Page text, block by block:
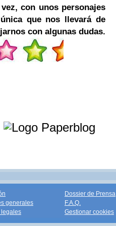
con unos personajes
que nos llevará de
con algunas dudas.
generales
Dossier de Prensa
F.A.Q.
Gestionar cookies